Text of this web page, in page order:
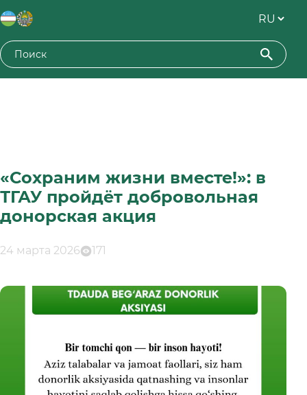
«Сохраним жизни вместе!»: в
ТГАУ пройдёт добровольная
донорская акция
24 марта 2026 171